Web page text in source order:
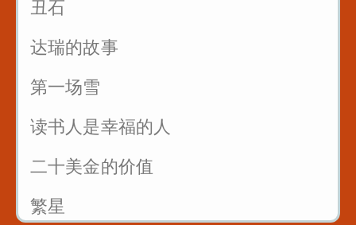
丑石
达瑞的故事
第一场雪
读书人是幸福的人
二十美金的价值
繁星